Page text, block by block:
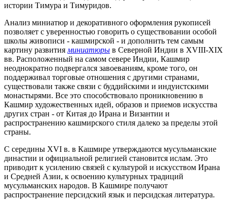
истории Тимура и Тимуридов.
Анализ миниатюр и декоративного оформления рукописей
позволяет с уверенностью говорить о существовании особой
школы живописи - кашмирской - и дополнить тем самым
картину развитияминиатюры в Северной Индии в XVIII-XIX
вв. Расположенный на самом севере Индии, Кашмир
неоднократно подвергался завоеваниям, кроме того, он
поддерживал торговые отношения с другими странами,
существовали также связи с буддийскими и индуистскими
монастырями. Все это способствовало проникновению в
Кашмир художественных идей, образов и приемов искусства
других стран - от Китая до Ирана и Византии и
распространению кашмирского стиля далеко за пределы этой
страны.
С середины XVI в. в Кашмире утверждаются мусульманские
династии и официальной религией становится ислам. Это
приводит к усилению связей с культурой и искусством Ирана
и Средней Азии, к освоению культурных традиций
мусульманских народов. В Кашмире получают
распространение персидский язык и персидская литература.